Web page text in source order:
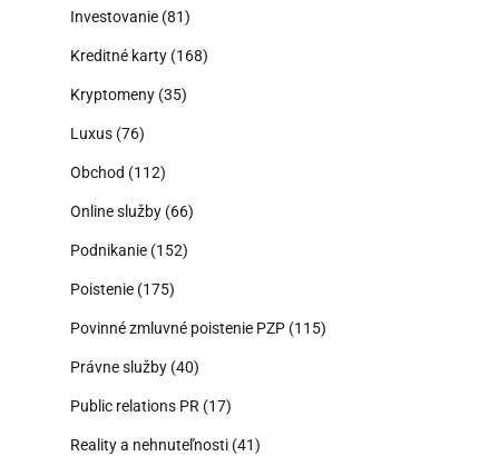
Investovanie (81)
Kreditné karty (168)
Kryptomeny (35)
Luxus (76)
Obchod (112)
Online služby (66)
Podnikanie (152)
Poistenie (175)
Povinné zmluvné poistenie PZP (115)
Právne služby (40)
Public relations PR (17)
Reality a nehnuteľnosti (41)